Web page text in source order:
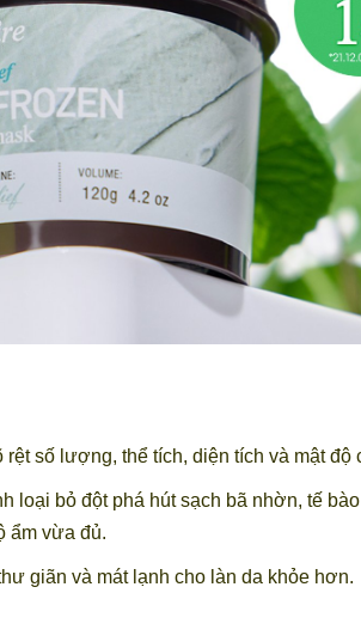
số lượng, thể tích, diện tích và mật
loại bỏ đột phá hút sạch bã nhờn, tế
ẩm vừa đủ.
giãn và mát lạnh cho làn da khỏe hơn.